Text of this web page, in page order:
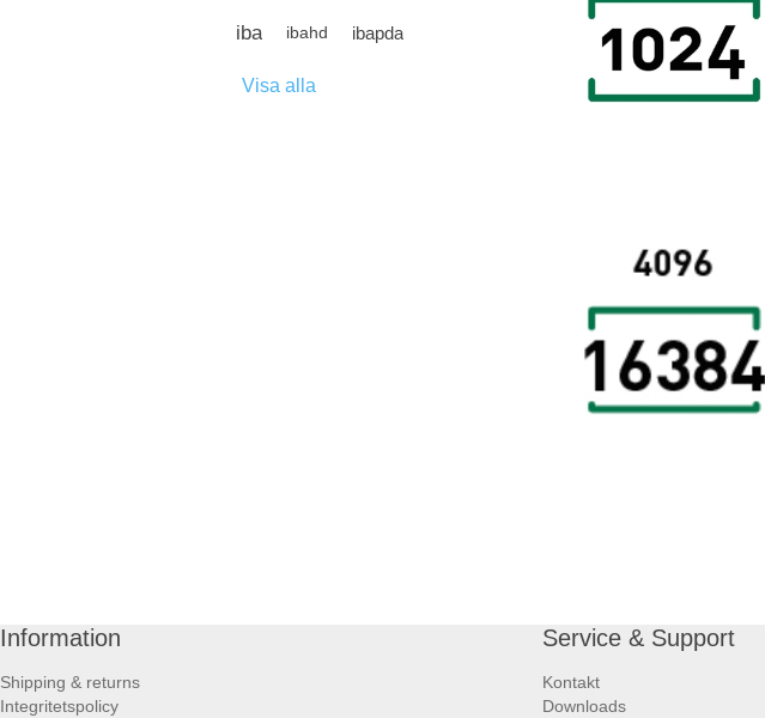
iba ibahd ibapda
Visa alla
Information
Shipping & returns
Integritetspolicy
Service & Support
Kontakt
Downloads